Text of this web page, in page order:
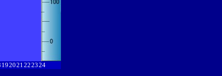
192021222324